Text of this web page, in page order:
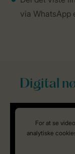
via WhatsApp
Digital